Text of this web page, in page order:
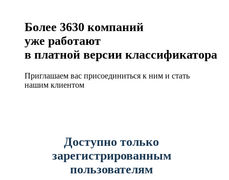
Более 3630 компаний
уже работают
в платной версии классификатора
Приглашаем вас присоединиться к ним и стать
нашим клиентом
Доступно только
зарегистрированным
пользователям